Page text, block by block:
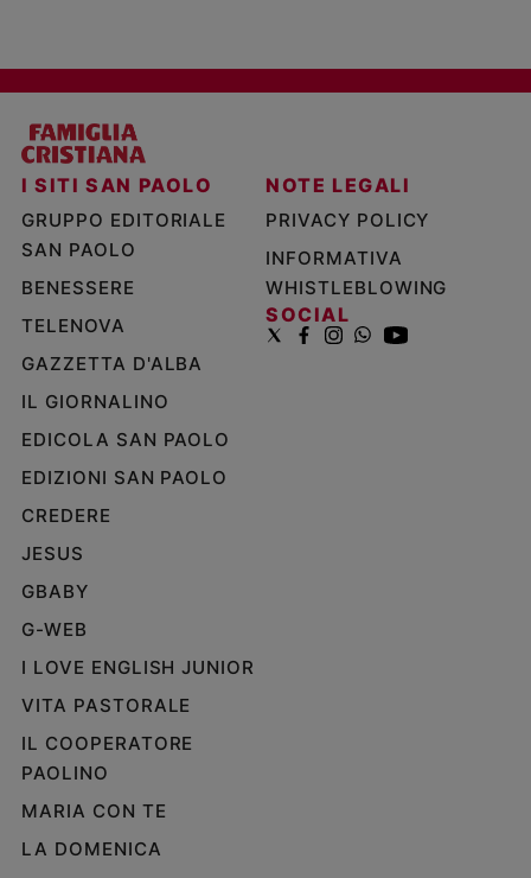
I SITI SAN PAOLO
GRUPPO EDITORIALE
SAN PAOLO
BENESSERE
TELENOVA
GAZZETTA D'ALBA
IL GIORNALINO
EDICOLA SAN PAOLO
EDIZIONI SAN PAOLO
CREDERE
JESUS
GBABY
G-WEB
I LOVE ENGLISH JUNIOR
VITA PASTORALE
IL COOPERATORE
PAOLINO
MARIA CON TE
LA DOMENICA
NOTE LEGALI
PRIVACY POLICY
INFORMATIVA
WHISTLEBLOWING
SOCIAL